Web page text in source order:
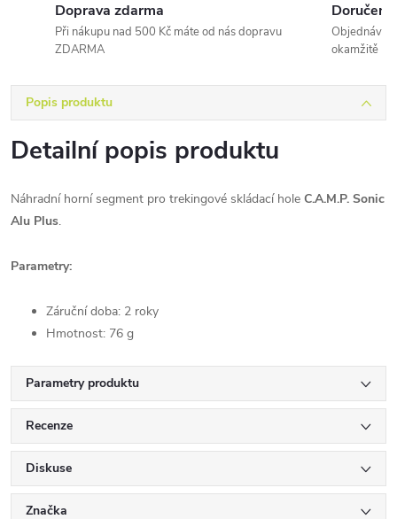
Doprava zdarma
Při nákupu nad 500 Kč máte od nás dopravu
ZDARMA
Doručení
okamžitě
Popis produktu
Detailní popis produktu
Náhradní horní segment pro trekingové skládací hole C.A.M.P. Sonic
Alu Plus.
Parametry:
Záruční doba: 2 roky
Hmotnost: 76 g
Parametry produktu
Recenze
Diskuse
Značka